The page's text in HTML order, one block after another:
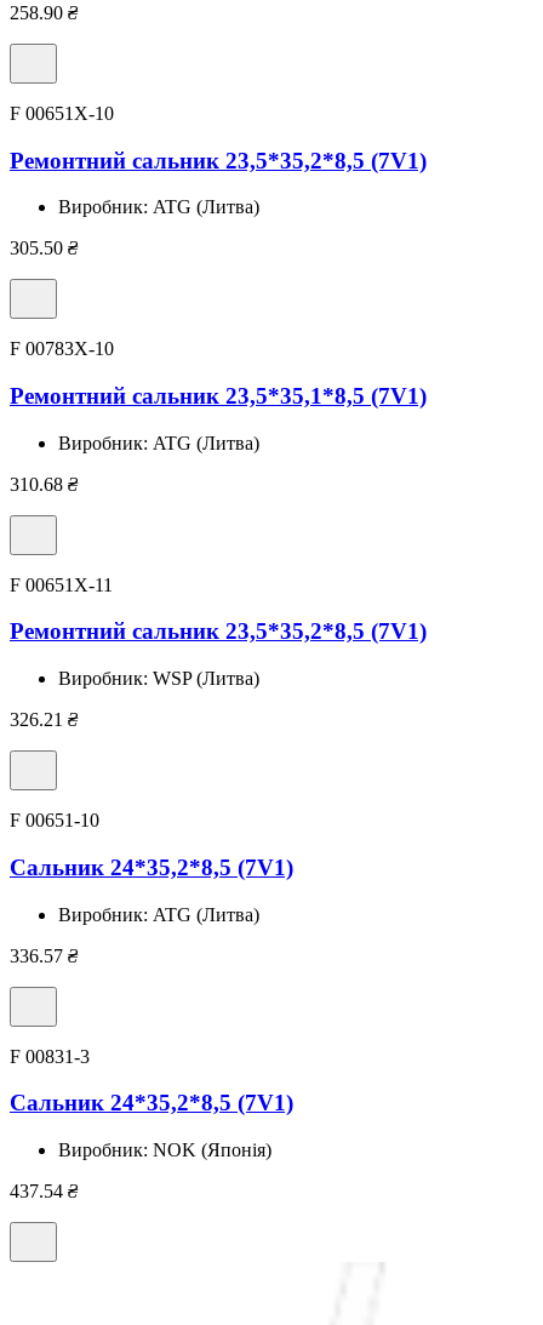
258.90 ₴
F 00651X-10
Ремонтний сальник 23,5*35,2*8,5 (7V1)
Виробник: ATG (Литва)
305.50 ₴
F 00783X-10
Ремонтний сальник 23,5*35,1*8,5 (7V1)
Виробник: ATG (Литва)
310.68 ₴
F 00651X-11
Ремонтний сальник 23,5*35,2*8,5 (7V1)
Виробник: WSP (Литва)
326.21 ₴
F 00651-10
Сальник 24*35,2*8,5 (7V1)
Виробник: ATG (Литва)
336.57 ₴
F 00831-3
Сальник 24*35,2*8,5 (7V1)
Виробник: NOK (Японія)
437.54 ₴